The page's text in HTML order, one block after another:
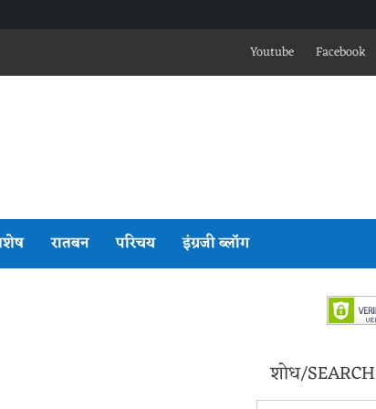
Youtube Facebook
रातबन परिचय इंग्रजी ब्लॉग
शोध/SEARCH